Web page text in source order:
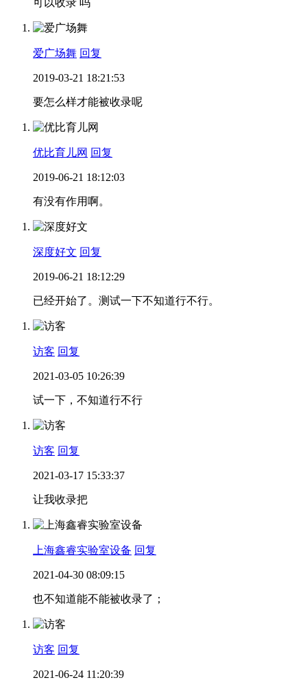
爱广场舞 回复
2019-03-21 18:21:53
要怎么样才能被收录呢
优比育儿网 回复
2019-06-21 18:12:03
有没有作用啊。
深度好文 回复
2019-06-21 18:12:29
已经开始了。测试一下不知道行不行。
访客 回复
2021-03-05 10:26:39
试一下，不知道行不行
访客 回复
2021-03-17 15:33:37
让我收录把
上海鑫睿实验室设备 回复
2021-04-30 08:09:15
也不知道能不能被收录了；
访客 回复
2021-06-24 11:20:39